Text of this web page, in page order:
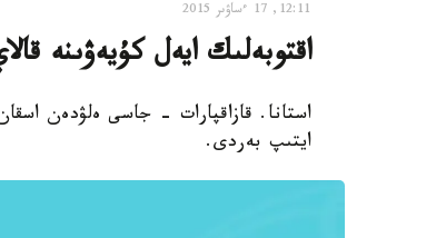
12:11, 17 ءساۋىر 2015
اقتوبەلىك ايەل كۇيەۋىنە
استانا. قازاقپارات - جاسى ەلۋدەن
ايتىپ بەردى.